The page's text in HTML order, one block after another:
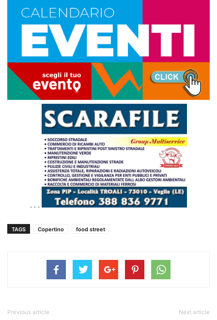
. . .
TAGS Copertino food street
Previous article Next article